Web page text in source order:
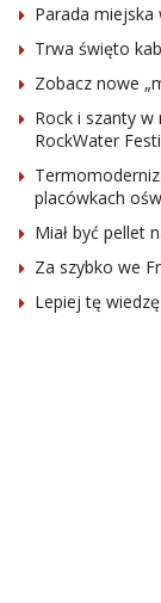
Parada miejska
Trwa święto
Zobacz nowe
Rock i szanty w
RockWater
placówkach
Miał być pellet
Za szybko we
Lepiej tę